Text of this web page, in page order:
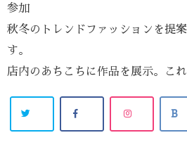
参加
秋冬のトレンドファッションを提
す。
店内のあちこちに作品を展示。こ